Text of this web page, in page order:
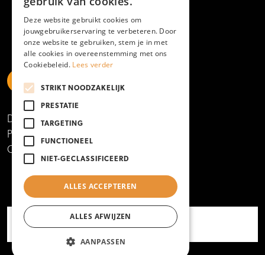
https://www.linkedin.com/school/mboamersfoort
https://www.instagram.com/mboamersfoort/
https://www.facebook.com/MBOAmersfoort
Disclaimer
Privacy- en cookieverklaring
Copyright 2025
Deze website gebruikt cookies om
jouwgebruikerservaring te verbeteren. Door
onze website te gebruiken, stem je in met
alle cookies in overeenstemming met ons
Cookiebeleid. Lees verder
STRIKT NOODZAKELIJK
PRESTATIE
TARGETING
FUNCTIONEEL
NIET-GECLASSIFICEERD
ALLES ACCEPTEREN
ALLES AFWIJZEN
AANPASSEN